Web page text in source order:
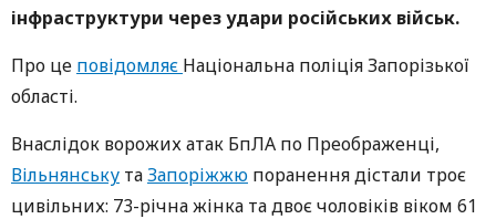
інфраструктури через удари російських військ.
Про це повідомляє Національна поліція Запорізької
області.
Внаслідок ворожих атак БпЛА по Преображенці,
Вільнянську таЗапоріжжю поранення дістали троє
цивільних: 73-річна жінка та двоє чоловіків віком 61